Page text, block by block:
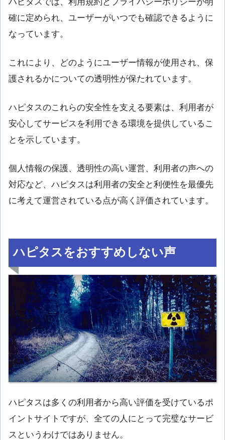
確に定められ、ユーザーがいつでも確認できるように
なっています。
これにより、どのようにユーザー情報が使用され、保
護されるかについての透明性が保たれています。
ハピタスのこれらの安全性を支える要素は、利用者が
安心してサービスを利用できる環境を提供しているこ
とを示しています。
個人情報の保護、透明性の高い運営、利用者の声への
対応など、ハピタスは利用者の安全と利便性を最優先
に考えて運営されている点が高く評価されています。
ハピタスをおすすめしない声
ハピタスは多くの利用者から高い評価を受けているポ
イントサイトですが、全ての人にとって完璧なサービ
スというわけではありません。